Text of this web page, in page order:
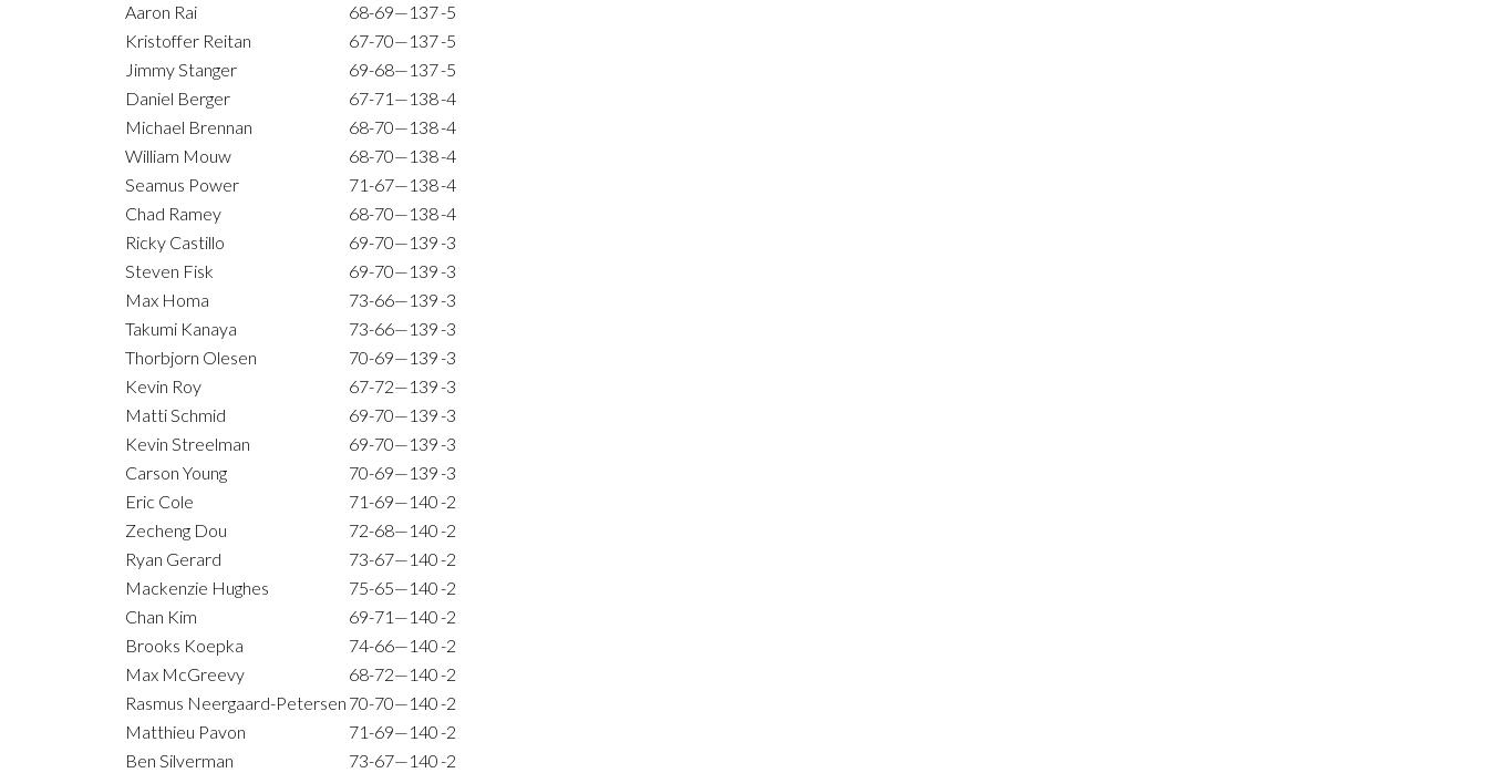
Aaron Rai
68-69—137-5
Kristoffer Reitan
67-70—137-5
Jimmy Stanger
69-68—137-5
Daniel Berger
67-71—138-4
Michael Brennan
68-70—138-4
William Mouw
68-70—138-4
Seamus Power
71-67—138-4
Chad Ramey
68-70—138-4
Ricky Castillo
69-70—139-3
Steven Fisk
69-70—139-3
Max Homa
73-66—139-3
Takumi Kanaya
73-66—139-3
Thorbjorn Olesen
70-69—139-3
Kevin Roy
67-72—139-3
Matti Schmid
69-70—139-3
Kevin Streelman
69-70—139-3
Carson Young
70-69—139-3
Eric Cole
71-69—140-2
Zecheng Dou
72-68—140-2
Ryan Gerard
73-67—140-2
Mackenzie Hughes
75-65—140-2
Chan Kim
69-71—140-2
Brooks Koepka
74-66—140-2
Max McGreevy
68-72—140-2
Rasmus Neergaard-Petersen 70-70—140-2
Matthieu Pavon
71-69—140-2
Ben Silverman
73-67—140-2